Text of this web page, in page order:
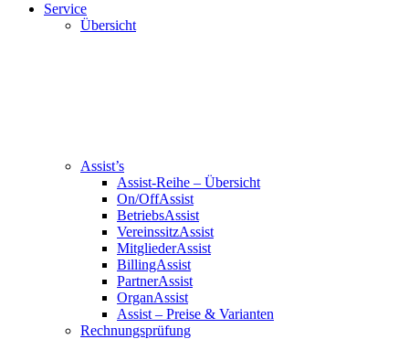
Service
Übersicht
Assist’s
Assist-Reihe – Übersicht
On/OffAssist
BetriebsAssist
VereinssitzAssist
MitgliederAssist
BillingAssist
PartnerAssist
OrganAssist
Assist – Preise & Varianten
Rechnungsprüfung